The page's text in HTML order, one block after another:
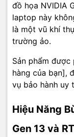
đồ họa NVIDIA
laptop này
là một vũ khí
trường ảo.
Sản phẩm được
hàng của bạn],
vụ bảo hành uy
Hiệu Năng
Gen 13 và
mạng, Camera
máy tính, điện máy
dụng… cùng nhiều
mang đến
sản
đáp ứng tối đa nhu
nhân.